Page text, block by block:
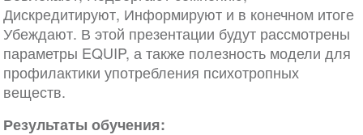
Дискредитируют, Информируют и в конечном итоге
Убеждают. В этой презентации будут рассмотрены
параметры EQUIP, а также полезность модели для
профилактики употребления психотропных
веществ.
Результаты обучения: